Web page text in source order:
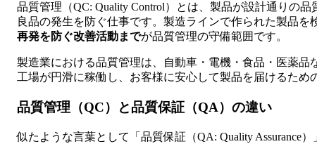
品質管理（QC: Quality Control）とは、製品が設計通りの
良品の発生を防ぐ仕事です。製造ラインで作られた製品を
再発を防ぐ改善活動までが品質管理の守備範囲です。
製造業における品質管理は、自動車・電機・食品・医薬品
工場が円滑に稼働し、お客様に安心して製品を届けるため
品質管理（QC）と品質保証（QA）の違い
似たような言葉として「品質保証（QA: Quality Assurance